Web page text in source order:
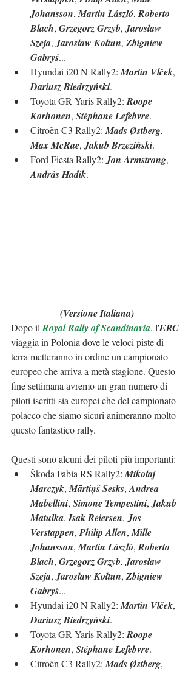
Johansson, Martin László, Roberto
Blach, Grzegorz Grzyb, Jarosław
Szeja, Jarosław Kołtun, Zbigniew
Gabryś...
Hyundai i20 N Rally2: Martin Vlček,
Dariusz Biedrzyński.
Toyota GR Yaris Rally2: Roope
Korhonen, Stéphane Lefebvre.
Citroën C3 Rally2: Mads Østberg,
Max McRae, Jakub Brzeziński.
Ford Fiesta Rally2: Jon Armstrong,
András Hadik.
(Versione Italiana)
Dopo il Royal Rally of Scandinavia, l'ERC
viaggia in Polonia dove le veloci piste di
terra metteranno in ordine un campionato
europeo che arriva a metà stagione. Questo
fine settimana avremo un gran numero di
piloti iscritti sia europei che del campionato
polacco che siamo sicuri animeranno molto
questo fantastico rally.
Questi sono alcuni dei piloti più importanti:
Škoda Fabia RS Rally2: Mikołaj
Marczyk, Mārtiņš Sesks, Andrea
Mabellini, Simone Tempestini, Jakub
Matulka, Isak Reiersen, Jos
Verstappen, Philip Allen, Mille
Johansson, Martin László, Roberto
Blach, Grzegorz Grzyb, Jarosław
Szeja, Jarosław Kołtun, Zbigniew
Gabryś...
Hyundai i20 N Rally2: Martin Vlček,
Dariusz Biedrzyński.
Toyota GR Yaris Rally2: Roope
Korhonen, Stéphane Lefebvre.
Citroën C3 Rally2: Mads Østberg,